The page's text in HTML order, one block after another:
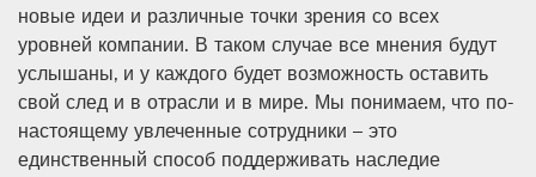
новые идеи и различные точки зрения со всех
уровней компании. В таком случае все мнения будут
услышаны, и у каждого будет возможность оставить
свой след и в отрасли и в мире. Мы понимаем, что по-
настоящему увлеченные сотрудники – это
единственный способ поддерживать наследие